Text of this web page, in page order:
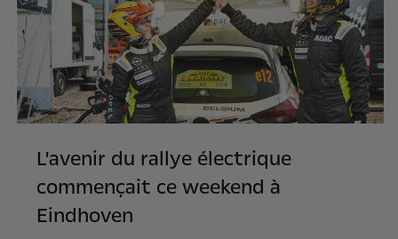
L'avenir du rallye électrique
commençait ce weekend à
Eindhoven